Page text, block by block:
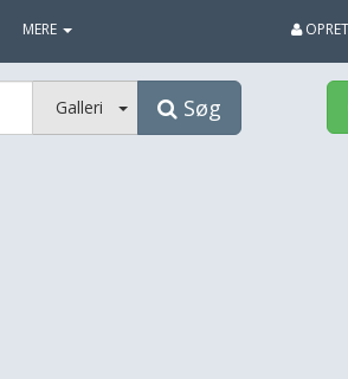
MERE
Galleri Søg